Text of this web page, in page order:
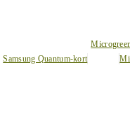
Samsung Quantum-kort